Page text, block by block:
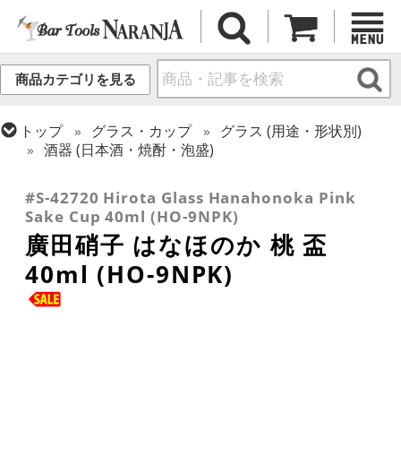
商品カテゴリを見る
トップ グラス・カップ
グラス (用途・形状別)
酒器 (日本酒・焼酎・泡盛)
その他ブランド
#S-42720 Hirota Glass Hanahonoka Pink
Sake Cup 40ml (HO-9NPK)
廣田硝子 はなほのか 桃 盃
40ml (HO-9NPK)